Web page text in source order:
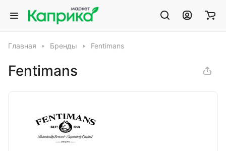
Главная Бренды Fentimans
Fentimans